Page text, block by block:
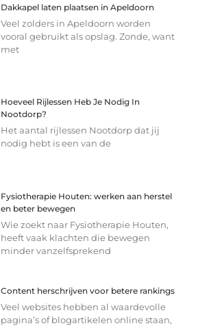
Dakkapel laten plaatsen in Apeldoorn
Veel zolders in Apeldoorn worden
vooral gebruikt als opslag. Zonde, want
met
Hoeveel Rijlessen Heb Je Nodig In
Nootdorp?
Het aantal rijlessen Nootdorp dat jij
nodig hebt is een van de
Fysiotherapie Houten: werken aan herstel
en beter bewegen
Wie zoekt naar Fysiotherapie Houten,
heeft vaak klachten die bewegen
minder vanzelfsprekend
Content herschrijven voor betere rankings
Veel websites hebben al waardevolle
pagina’s of blogartikelen online staan,